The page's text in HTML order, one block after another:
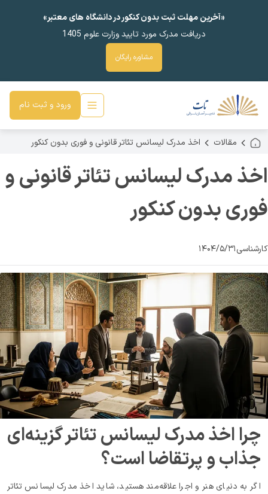
«آخرین مهلت ثبت بدون کنکور در دانشگاه های معتبر»
دریافت مدرک مورد تایید وزارت علوم 1405
مشاوره رایگان
ورود و ثبت نام
مقالات اخذ مدرک لیسانس تئاتر قانونی و فوری بدون کنکور
اخذ مدرک لیسانس تئاتر قانونی و
فوری بدون کنکور
کارشناسی۱۴۰۴/۵/۳۱
چرا اخذ مدرک لیسانس تئاتر گزینه‌ای
جذاب و پرتقاضا است؟
اگر به دنیای هنر و اجرا علاقه‌مند هستید، شاید اخذ مدرک لیسانس تئاتر